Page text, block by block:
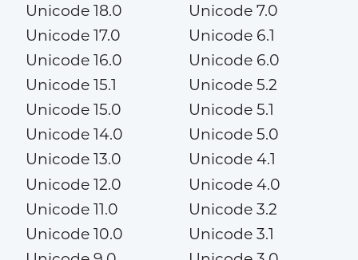
Unicode 18.0
Unicode 17.0
Unicode 16.0
Unicode 15.1
Unicode 15.0
Unicode 14.0
Unicode 13.0
Unicode 12.0
Unicode 11.0
Unicode 10.0
Unicode 7.0
Unicode 6.1
Unicode 6.0
Unicode 5.2
Unicode 5.1
Unicode 5.0
Unicode 4.1
Unicode 4.0
Unicode 3.2
Unicode 3.1